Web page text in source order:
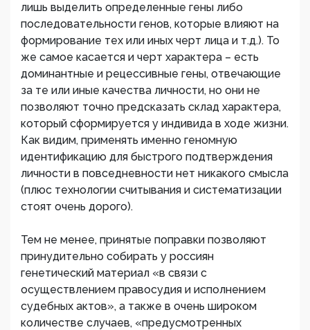
лишь выделить определенные гены либо
последовательности генов, которые влияют на
формирование тех или иных черт лица и т.д.). То
же самое касается и черт характера – есть
доминантные и рецессивные гены, отвечающие
за те или иные качества личности, но они не
позволяют точно предсказать склад характера,
который сформируется у индивида в ходе жизни.
Как видим, применять именно геномную
идентификацию для быстрого подтверждения
личности в повседневности нет никакого смысла
(плюс технологии считывания и систематизации
стоят очень дорого).
Тем не менее, принятые поправки позволяют
принудительно собирать у россиян
генетический материал «в связи с
осуществлением правосудия и исполнением
судебных актов», а также в очень широком
количестве случаев, «предусмотренных